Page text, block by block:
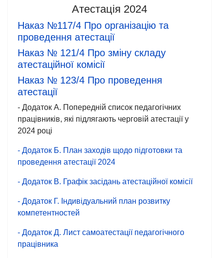
Атестація 2024
Наказ №117/4 Про організацію та
проведення атестації
Наказ № 121/4 Про зміну складу
атестаційної комісії
Наказ № 123/4 Про проведення
атестації
- Додаток А. Попередній список педагогічних
працівників, які підлягають черговій атестації у
2024 році
- Додаток Б. План заходів щодо підготовки та
проведення атестації 2024
- Додаток В. Графік засідань атестаційної комісії
- Додаток Г. Індивідуальний план розвитку
компетентностей
- Додаток Д. Лист самоатестації педагогічного
працівника